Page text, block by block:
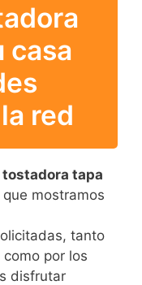
casa
red
tapa
mostramos
tanto
por los
disfrutar